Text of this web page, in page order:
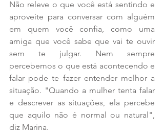
Não releve o que você está sentindo e
aproveite para conversar com alguém
em quem você confia, como uma
amiga que você sabe que vai te ouvir
sem te julgar. Nem sempre
percebemos o que está acontecendo e
falar pode te fazer entender melhor a
situação. "Quando a mulher tenta falar
e descrever as situações, ela percebe
que aquilo não é normal ou natural",
diz Marina.